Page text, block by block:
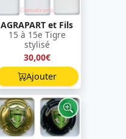
AGRAPART et Fils
15 à 15e Tigre
stylisé
30,00€
Ajouter